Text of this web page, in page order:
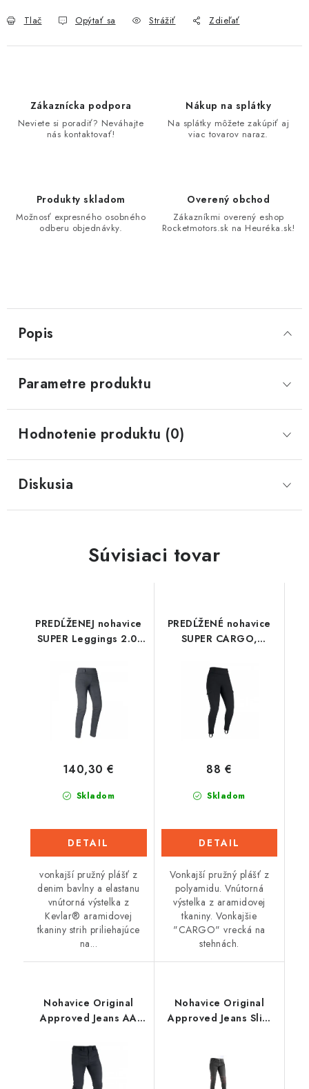
Tlač Opýtať sa Strážiť Zdieľať
Zákaznícka podpora
Neviete si poradiť? Neváhajte
nás kontaktovať!
Nákup na splátky
Na splátky môžete zakúpiť aj
viac tovarov naraz.
Produkty skladom
Možnosť expresného osobného
odberu objednávky.
Overený obchod
Zákazníkmi overený eshop
Rocketmotors.sk na Heuréka.sk!
Popis
Parametre produktu
Hodnotenie produktu (0)
Diskusia
Súvisiaci tovar
PREDĹŽENEJ nohavice
SUPER Leggings 2.0,
(legíny s Kevlar®
podšívkou, čierne)
Skladom
140,30 €
DETAIL
vonkajší pružný plášť z
denim bavlny a elastanu
vnútorná výstelka z
Kevlar® aramidovej
tkaniny strih priliehajúce
na...
PREDĹŽENÉ nohavice
SUPER CARGO,
(legíny s Aramidovou
podšívkou, čierne)
Skladom
88 €
DETAIL
Vonkajší pružný plášť z
polyamidu. Vnútorná
výstelka z aramidovej
tkaniny. Vonkajšie
"CARGO" vrecká na
stehnách.
Nohavice Original
Approved Jeans AA
pánske (čierna)
Nohavice Original
Approved Jeans Slim